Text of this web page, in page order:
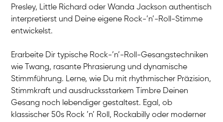
Presley, Little Richard oder Wanda Jackson authentisch
interpretierst und Deine eigene Rock-’n’-Roll-Stimme
entwickelst.
Erarbeite Dir typische Rock-’n’-Roll-Gesangstechniken
wie Twang, rasante Phrasierung und dynamische
Stimmführung. Lerne, wie Du mit rhythmischer Präzision,
Stimmkraft und ausdrucksstarkem Timbre Deinen
Gesang noch lebendiger gestaltest. Egal, ob
klassischer 50s Rock ’n’ Roll, Rockabilly oder moderner